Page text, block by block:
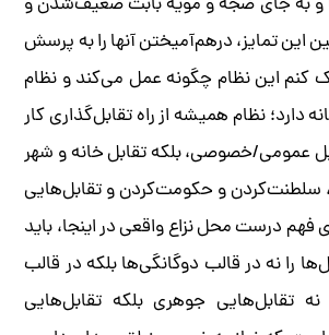
این تمایز، درهم‌آمیختن آنها را به پرسش
کنم این نظام چگونه عمل می‌کند و نظام
دارد؛ نظام همیشه از راه تقابل‌گذاری کار
عمومی/خصوصی، بلکه تقابل خانه و شهر
سلطنت‌کردن و حکومت‌کردن و تقابل‌هایی
فهم درست محل نزاع واقعی در اینجا، باید
را نه در قالب دو‌گانگی‌ها بلکه در قالب
نه تقابل‌هایی جوهری بلکه تقابل‌هایی